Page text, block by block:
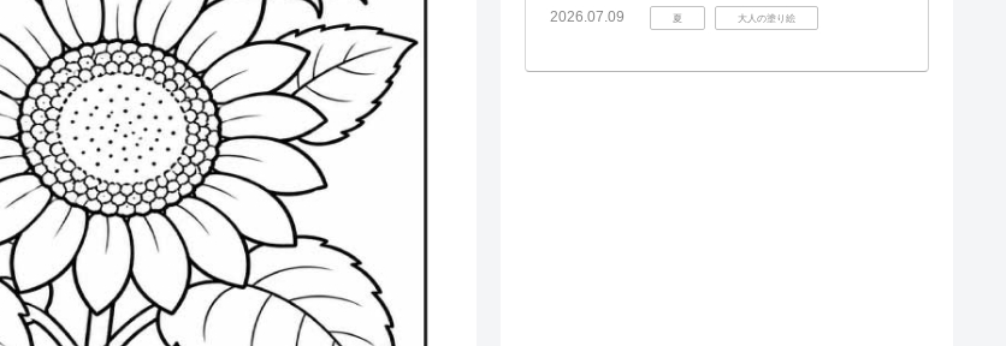
2026.07.09 夏 大人の塗り絵